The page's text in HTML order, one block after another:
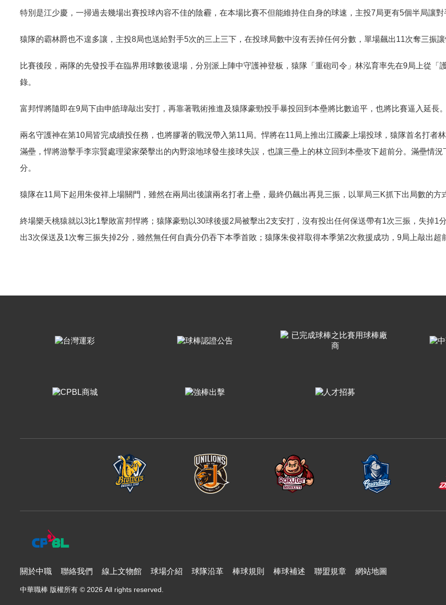
特別是江少慶，一掃過去幾場出賽投球內容不佳的陰霾，在本場比賽不但能維持住自身的球速，主投7局更有5個半局讓
猿隊的霸林爵也不遑多讓，主投8局也送給對手5次的三上三下，在投球局數中沒有丟掉任何分數，單場飆出11次奪三振讓
比賽後段，兩隊的先發投手在臨界用球數後退場，分別派上陣中守護神登板，猿隊「重砲司令」林泓育率先在9局上從「
錄。
富邦悍將隨即在9局下由申皓瑋敲出安打，再靠著戰術推進及猿隊豪勁投手暴投回到本壘將比數追平，也將比賽逼入延長。
兩名守護神在第10局皆完成續投任務，也將膠著的戰況帶入第11局。悍將在11局上推出江國豪上場投球，猿隊首名打者
滿壘，悍將游擊手李宗賢處理梁家榮擊出的內野滾地球發生接球失誤，也讓三壘上的林立回到本壘攻下超前分。滿壘情
分。
猿隊在11局下起用朱俊祥上場關門，雖然在兩局出後讓兩名打者上壘，最終仍飆出再見三振，以單局三K抓下出局數的方
終場樂天桃猿就以3比1擊敗富邦悍將；猿隊豪勁以30球後援2局被擊出2支安打，沒有投出任何保送帶有1次三振，失掉1
出3次保送及 1次奪三振失掉2分，雖然無任何自責分仍吞下本季首敗；猿隊朱俊祥取得本季第2次救援成功， 9局上敲出超
富邦悍將 味全龍 台鋼雄鷹
關於中職 聯絡我們 線上文物館 球場介紹 球隊沿革 棒球規則 棒球補述 聯盟規章 網站地圖
中華職棒 版權所有 © 2026 All rights reserved.